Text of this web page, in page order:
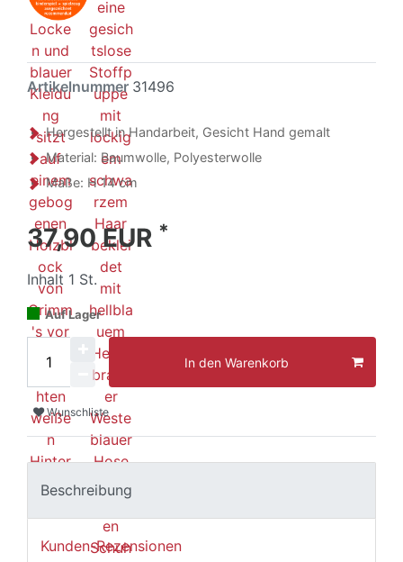
Artikelnummer 31496
Hergestellt in Handarbeit, Gesicht Hand gemalt
Material: Baumwolle, Polyesterwolle
Maße: H 14 cm
37,90 EUR *
Inhalt 1 St.
Auf Lager
In den Warenkorb
Wunschliste
Beschreibung
Kunden-Rezensionen